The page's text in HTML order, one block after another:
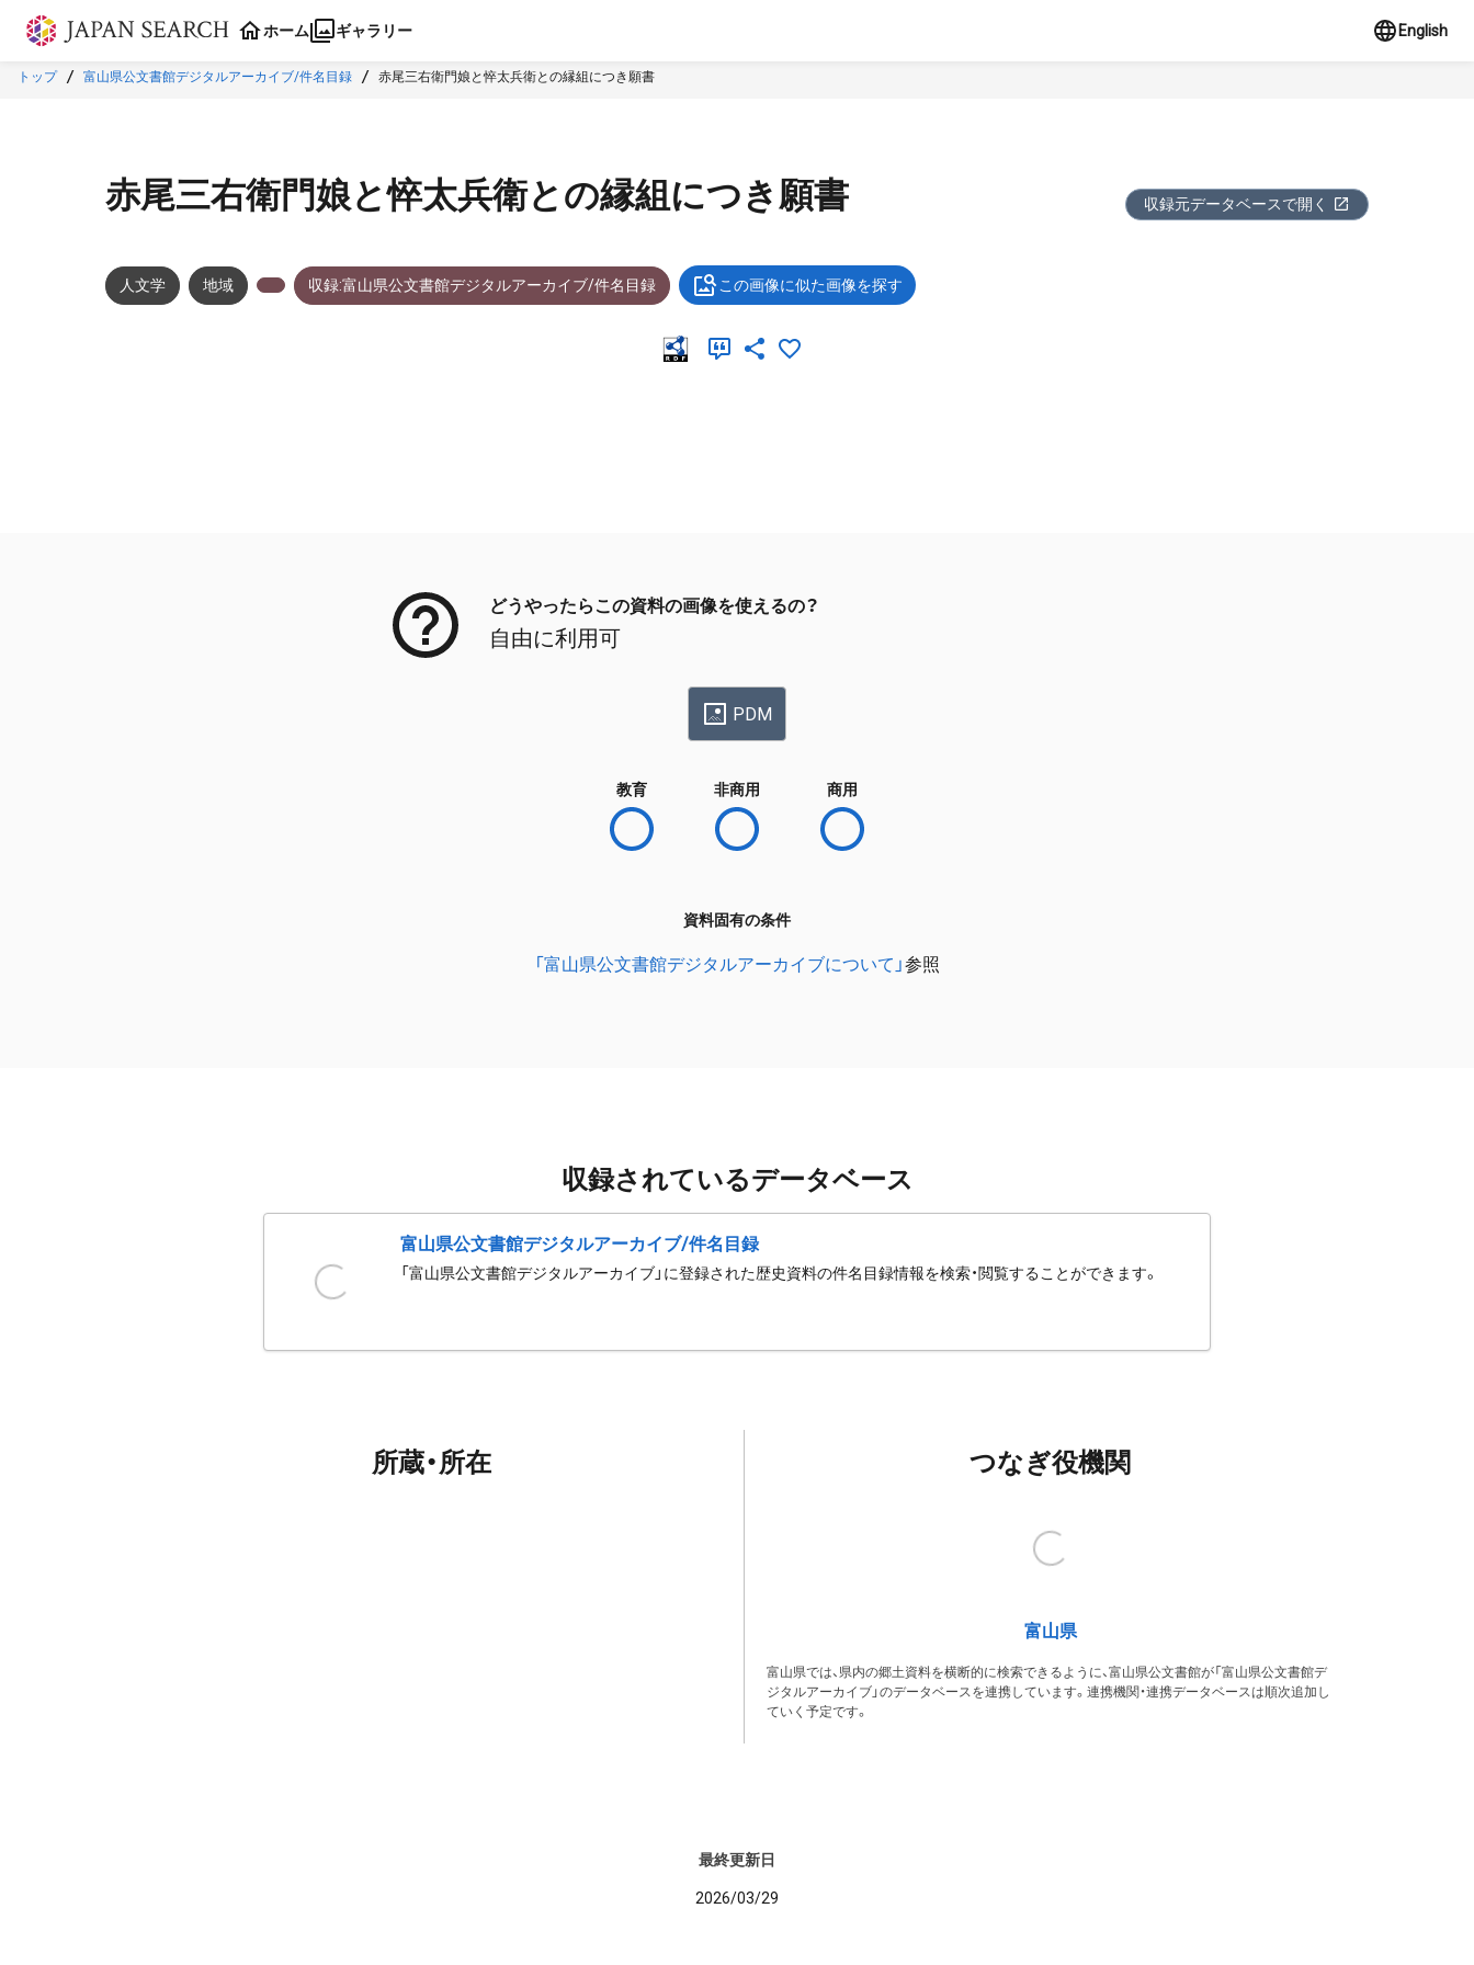
本文に飛ぶ
ホーム ギャラリー English
トップ 富山県公文書館デジタルアーカイブ/件名目録 赤尾三右衛門娘と悴太兵衛との縁組につき願書
赤尾三右衛門娘と悴太兵衛との縁組につき願書 収録元データベースで開く
人文学 地域 収録:富山県公文書館デジタルアーカイブ/件名目録 この画像に似た画像を探す
どうやったらこの資料の画像を使えるの？
自由に利用可
PDM
教育 非商用 商用
資料固有の条件
「富山県公文書館デジタルアーカイブについて」参照
収録されているデータベース
富山県公文書館デジタルアーカイブ/件名目録
「富山県公文書館デジタルアーカイブ」に登録された歴史資料の件名目録情報を検索・閲覧することができます。
所蔵・所在 つなぎ役機関
富山県
富山県では、県内の郷土資料を横断的に検索できるように、富山県公文書館が「富山県公文書館デ
ジタルアーカイブ」のデータベースを連携しています。連携機関・連携データベースは順次追加し
ていく予定です。
最終更新日
2026/03/29